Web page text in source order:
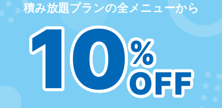
積み放題プランの全メニューから
10%
OFF